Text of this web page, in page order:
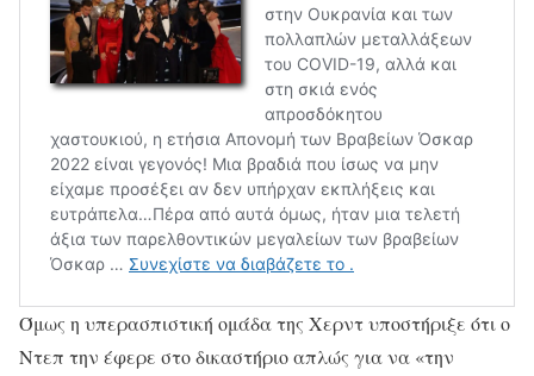
Όμως η υπερασπιστική ομάδα της Χερντ υποστήριξε ότι ο
Ντεπ την έφερε στο δικαστήριο απλώς για να «την